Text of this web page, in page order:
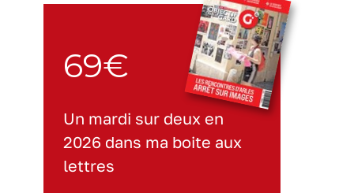
69€
Un mardi sur deux en
2026 dans ma boite aux
lettres